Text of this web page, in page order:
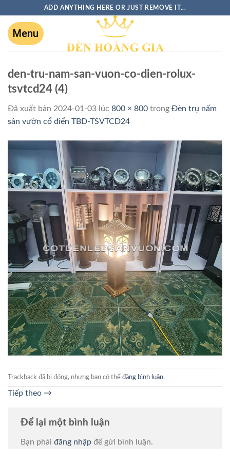
ADD ANYTHING HERE OR JUST REMOVE IT...
den-tru-nam-san-vuon-co-dien-rolux-
tsvtcd24 (4)
Đã xuất bản 2024-01-03 lúc 800 × 800 trong Đèn trụ nấm
sân vườn cổ điển TBD-TSVTCD24
Trackback đã bị đóng, nhưng bạn có thể đăng bình luận.
Tiếp theo →
Để lại một bình luận
Bạn phải đăng nhập để gửi bình luận.